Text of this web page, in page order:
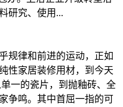
研究、使用...
规律和前进的运动，正如
性家居装修用材，到今天
一的瓷片，到抛釉砖、全
争鸣。其中首屈一指的可